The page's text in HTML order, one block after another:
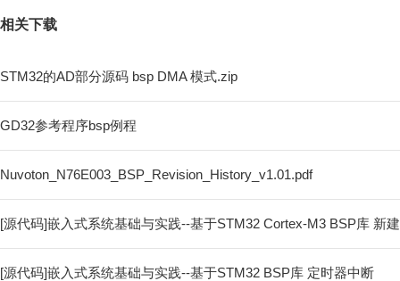
相关下载
STM32的AD部分源码 bsp DMA 模式.zip
GD32参考程序bsp例程
Nuvoton_N76E003_BSP_Revision_History_v1.01.pdf
[源代码]嵌入式系统基础与实践--基于STM32 Cortex-M3 BSP库 新
[源代码]嵌入式系统基础与实践--基于STM32 BSP库 定时器中断